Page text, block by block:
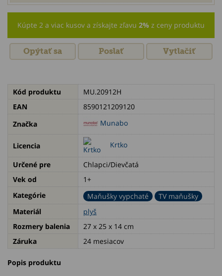
Kúpte 2 a viac kusov a získajte zľavu 2% z ceny produktu
Opýtať sa Poslať Vytlačiť
Kód produktu
MU.20912H
EAN
8590121209120
Značka
Munabo
Licencia Krtko
Určené pre
Chlapci/Dievčatá
Vek od
1+
Kategórie
Maňušky vypchaté
TV maňušky
Materiál
plyš
Rozmery balenia
27 x 25 x 14 cm
Záruka
24 mesiacov
Popis produktu